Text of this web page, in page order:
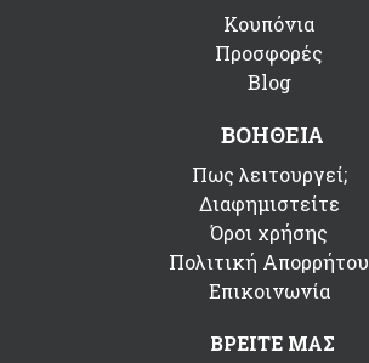
Κουπόνια
Προσφορές
Blog
ΒΟΗΘΕΙΑ
Πως λειτουργεί;
Διαφημιστείτε
Όροι χρήσης
Πολιτική Απορρήτου
Επικοινωνία
ΒΡΕΙΤΕ ΜΑΣ